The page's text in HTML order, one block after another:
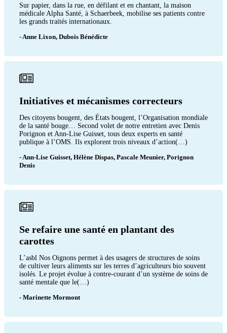
Sur papier, dans la rue, en défilant et en chantant, la maison
médicale Alpha Santé, à Schaerbeek, mobilise ses patients contre
les grands traités internationaux.
- Anne Lixon, Dubois Bénédicte
Initiatives et mécanismes correcteurs
Des citoyens bougent, des États bougent, l’Organisation mondiale
de la santé bouge… Second volet de notre entretien avec Denis
Porignon et Ann-Lise Guisset, tous deux experts en santé
publique à l’OMS. Ils explorent trois niveaux d’action(…)
- Ann-Lise Guisset, Hélène Dispas, Pascale Meunier, Porignon
Denis
Se refaire une santé en plantant des
carottes
L’asbl Nos Oignons permet à des usagers de structures de soins
de cultiver leurs aliments sur les terres d’agriculteurs bio souvent
isolés. Le projet évolue à contre-courant d’un système de soins de
santé mentale que le(…)
- Marinette Mormont